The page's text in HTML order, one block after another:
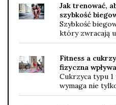
Jak trenować,
szybkość
Szybkość
który zwracają
Fitness a
fizyczna
Cukrzyca typu
wymaga nie